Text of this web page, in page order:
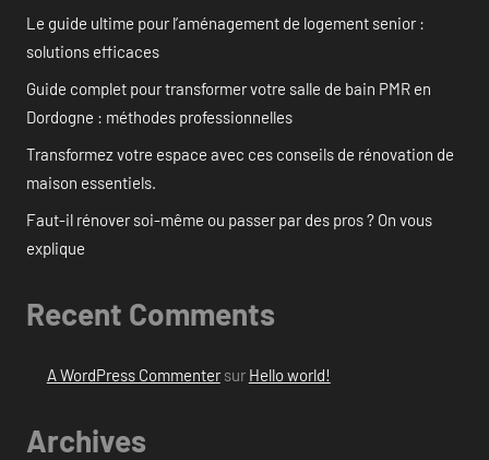
Le guide ultime pour l’aménagement de logement senior :
solutions efficaces
Guide complet pour transformer votre salle de bain PMR en
Dordogne : méthodes professionnelles
Transformez votre espace avec ces conseils de rénovation de
maison essentiels.
Faut-il rénover soi-même ou passer par des pros ? On vous
explique
Recent Comments
A WordPress Commentersur Hello world!
Archives